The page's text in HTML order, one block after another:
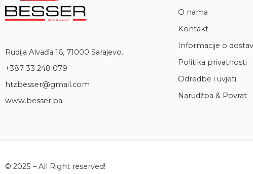
Rudija Alvađa 16, 71000 Sarajevo.
+387 33 248 079
htzbesser@gmail.com
www.besser.ba
O nama
Kontakt
Informacije o
Politika privatnosti
Odredbe i uvjeti
Narudžba & Povrat
© 2025 – All Right reserved!